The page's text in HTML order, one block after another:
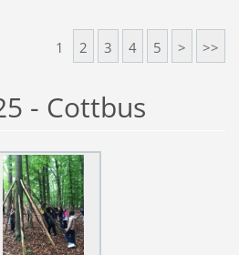
1 2 3 4 5 > >>
- Cottbus